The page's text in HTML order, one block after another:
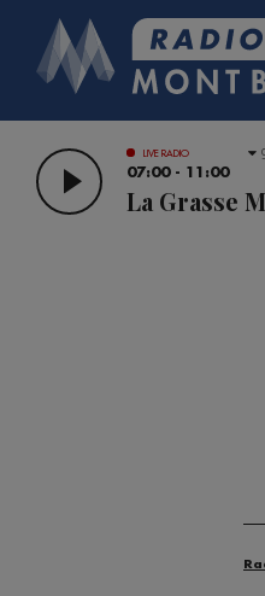
LIVE RADIO
07:00 - 11:00
La Grasse